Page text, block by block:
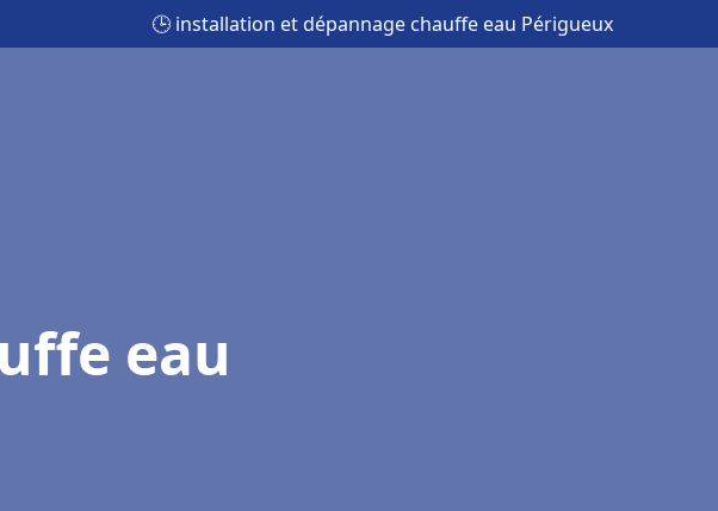
🕒 installation et dépannage chauffe eau Périgueux
eau